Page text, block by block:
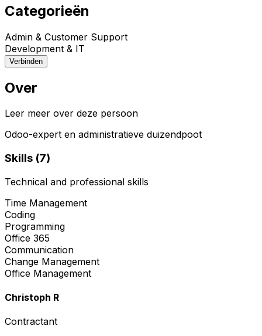
Categorieën
Admin & Customer Support
Development & IT
Verbinden
Over
Leer meer over deze persoon
Odoo-expert en administratieve duizendpoot
Skills (7)
Technical and professional skills
Time Management
Coding
Programming
Office 365
Communication
Change Management
Office Management
Christoph R
Contractant